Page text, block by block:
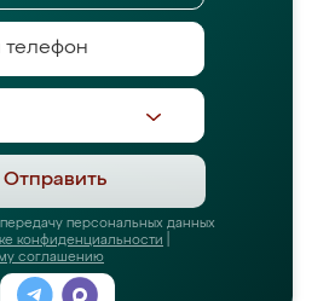
Отправить
персональных данных
конфиденциальности
соглашению